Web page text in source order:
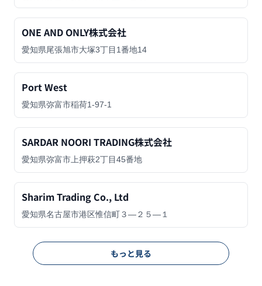
ONE AND ONLY株式会社
愛知県尾張旭市大塚3丁目1番地14
Port West
愛知県弥富市稲荷1-97-1
SARDAR NOORI TRADING株式会社
愛知県弥富市上押萩2丁目45番地
Sharim Trading Co., Ltd
愛知県名古屋市港区惟信町３―２５―１
もっと見る